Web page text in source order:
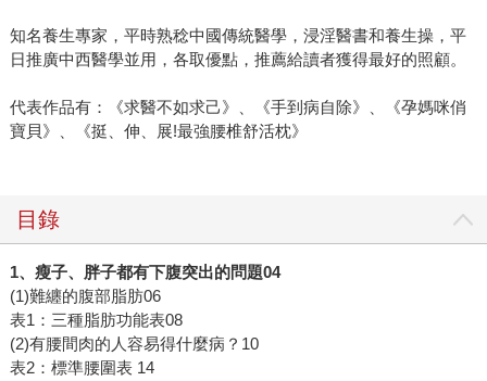
知名養生專家，平時熟稔中國傳統醫學，浸淫醫書和養生操，平
日推廣中西醫學並用，各取優點，推薦給讀者獲得最好的照顧。
代表作品有：《求醫不如求己》、《手到病自除》、《孕媽咪俏
寶貝》、《挺、伸、展!最強腰椎舒活枕》
目錄
1、瘦子、胖子都有下腹突出的問題04
(1)難纏的腹部脂肪06
表1：三種脂肪功能表08
(2)有腰間肉的人容易得什麼病？10
表2：標準腰圍表 14